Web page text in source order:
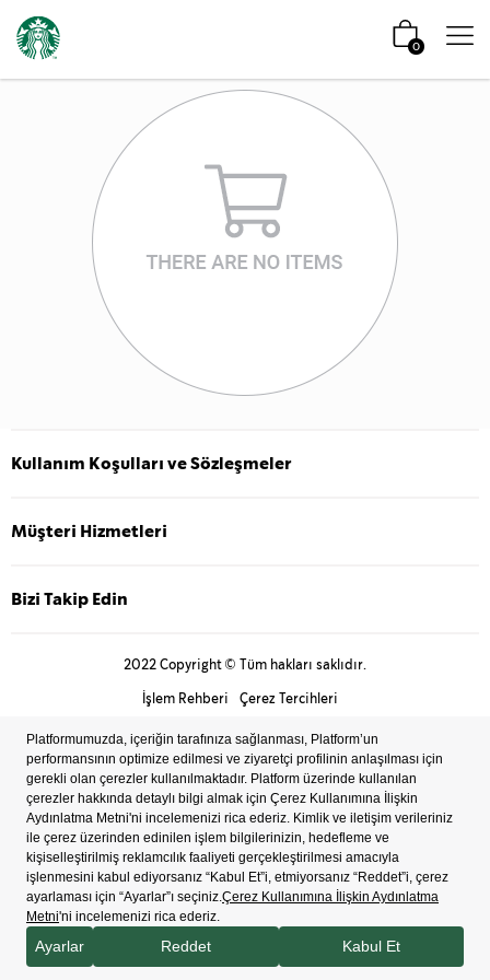
0
Kullanım Koşulları ve Sözleşmeler
Müşteri Hizmetleri
Bizi Takip Edin
2022 Copyright © Tüm hakları saklıdır.
İşlem Rehberi
Çerez Tercihleri
Bilgi Toplum Hizmetleri